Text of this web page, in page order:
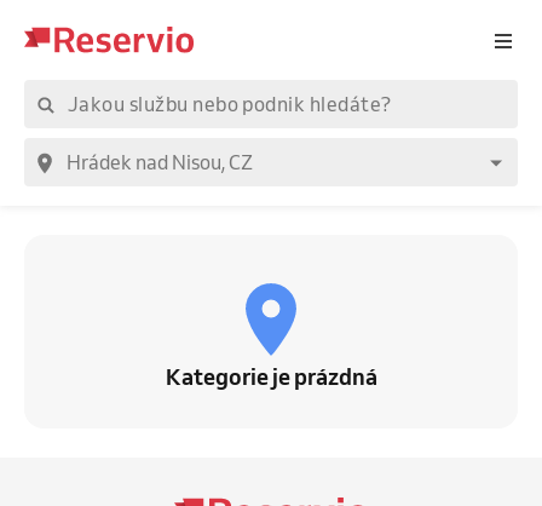
Kategorie je prázdná